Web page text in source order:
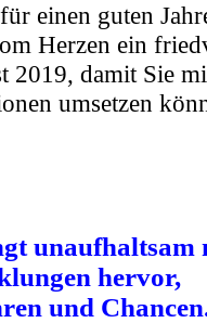
einen guten
Herzen ein
2019, damit Sie
umsetzen
unaufhaltsam
hervor,
und